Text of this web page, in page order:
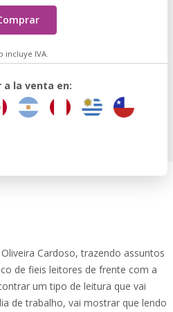
incluye IVA.
a la venta en:
Cardoso, trazendo assuntos
de fieis leitores de frente com a
um tipo de leitura que vai
de trabalho, vai mostrar que lendo